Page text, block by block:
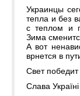
Украинцы
тепла и без
с теплом и
Зима
А вот
врнется в
Свет победит
Слава